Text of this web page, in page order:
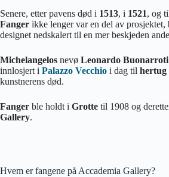
Senere, etter pavens død i 1513, i 1521, og
Fanger ikke lenger var en del av
designet nedskalert til en mer beskjeden
Michelangelos nevø Leonardo Buonarroti
innlosjert i Palazzo Vecchio i dag til hertug
kunstnerens død.
Fanger ble holdt i Grotte til 1908 og
Gallery.
Hvem er fangene på Accademia Gallery?